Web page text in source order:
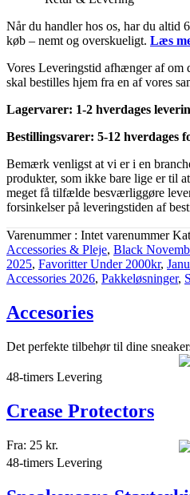
Når du handler hos os, har du altid
køb – nemt og overskueligt. Læs
Vores Leveringstid afhænger af om
skal bestilles hjem fra en af vores
Lagervarer: 1-2 hverdages
Bestillingsvarer: 5-12 hverdages
Bemærk venligst at vi er i en
produkter, som ikke bare lige er til
meget få tilfælde besværliggøre
forsinkelser på leveringstiden af
Varenummer Intet varenummer
Accessories & Pleje, Black
2025, Favoritter Under 2000kr,
Accessories 2026, Pakkeløsninger,
Accesories
Det perfekte tilbehør til dine
48-timers Levering
Crease Protectors
Fra: 25 kr.
48-timers Levering